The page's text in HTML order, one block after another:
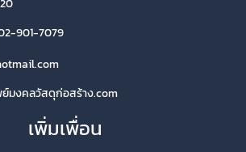
901-7079
มงคลวัสดุก่อสร้าง.com
เพิ่มเพื่อน